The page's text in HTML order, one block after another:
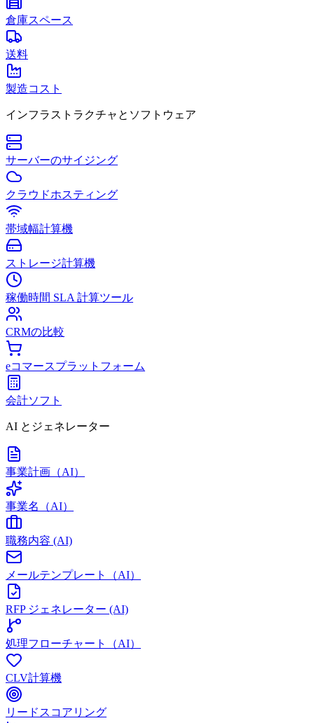
倉庫スペース
送料
製造コスト
インフラストラクチャとソフトウェア
サーバーのサイジング
クラウドホスティング
帯域幅計算機
ストレージ計算機
稼働時間 SLA 計算ツール
CRMの比較
eコマースプラットフォーム
会計ソフト
AI とジェネレーター
事業計画（AI）
事業名（AI）
職務内容 (AI)
メールテンプレート（AI）
RFP ジェネレーター (AI)
処理フローチャート（AI）
CLV計算機
リードスコアリング